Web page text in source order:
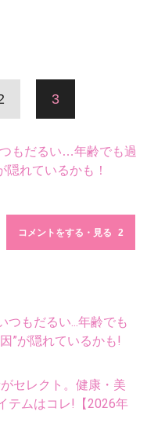
3
もだるい…年齢でも過
隠れているかも！
コメントをする・見る
もだるい...年齢でも
”が隠れているかも!
セレクト。健康・美
テムはコレ!【2026年